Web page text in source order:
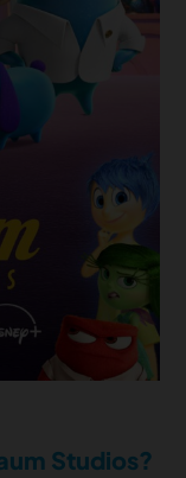
Studios?